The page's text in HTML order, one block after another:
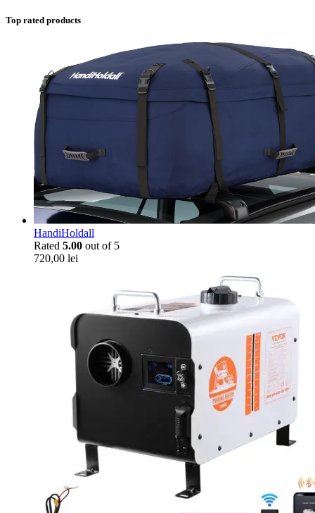
Top rated products
HandiHoldall
Rated 5.00 out of 5
720,00 lei